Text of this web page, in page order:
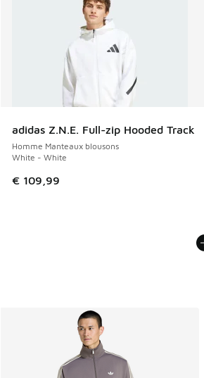
adidas Z.N.E. Full-zip Hooded Track
Homme Manteaux blousons
White - White
€ 109,99